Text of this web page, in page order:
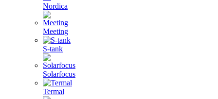
Nordica
Meeting
S-tank
Solarfocus
Termal